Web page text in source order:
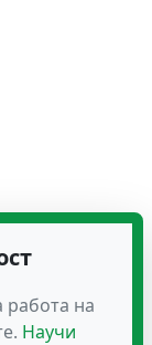
работа на
Научи